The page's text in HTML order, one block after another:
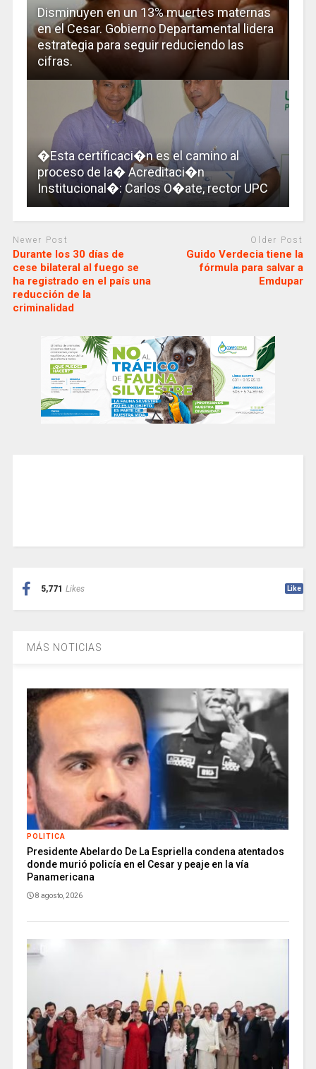
Disminuyen en un 13% muertes maternas
en el Cesar. Gobierno Departamental lidera
estrategia para seguir reduciendo las
cifras.
�Esta certificaci�n es el camino al
proceso de la� Acreditaci�n
Institucional�: Carlos O�ate, rector UPC
Newer Post
Durante los 30 días de
cese bilateral al fuego se
ha registrado en el país una
reducción de la
criminalidad
Older Post
Guido Verdecia tiene la
fórmula para salvar a
Emdupar
5,771 Likes Like
MÁS NOTICIAS
POLITICA
Presidente Abelardo De La Espriella condena atentados
donde murió policía en el Cesar y peaje en la vía
Panamericana
8 agosto, 2026